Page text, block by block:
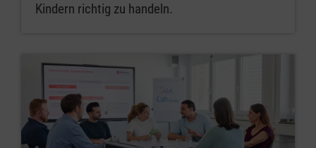
Kindern richtig zu handeln.